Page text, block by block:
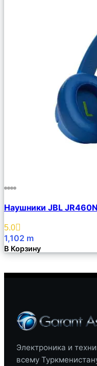
Описание
Избранное
Наушники JBL
5.0
1,102 m
В Корзину
Электроника и
всему